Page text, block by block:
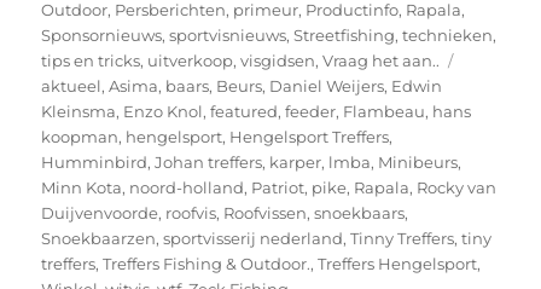
Outdoor, Persberichten, primeur, Productinfo, Rapala,
Sponsornieuws,sportvisnieuws,Streetfishing,technieken,
tips en tricks, uitverkoop,visgidsen,Vraag het aan..
aktueel,Asima, baars, Beurs, Daniel Weijers, Edwin
Kleinsma, Enzo Knol,featured,feeder, Flambeau, hans
koopman, hengelsport, Hengelsport Treffers,
Humminbird,Johan treffers, karper, lmba, Minibeurs,
Minn Kota, noord-holland, Patriot, pike, Rapala, Rocky van
Duijvenvoorde, roofvis, Roofvissen,snoekbaars,
Snoekbaarzen,sportvisserij nederland,Tinny Treffers,tiny
treffers,Treffers Fishing & Outdoor.,Treffers Hengelsport,